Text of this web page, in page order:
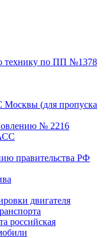
технику по ПП №1378
(для пропуска
№ 2216
правительства РФ
двигателя
российская